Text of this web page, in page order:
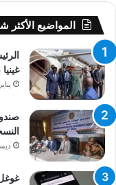
المواضيع الأكثر
يناير 10, 2026
ديسمبر